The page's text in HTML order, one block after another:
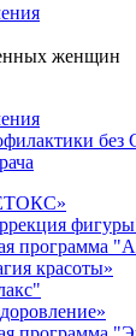
женщин
без
программа
красоты»